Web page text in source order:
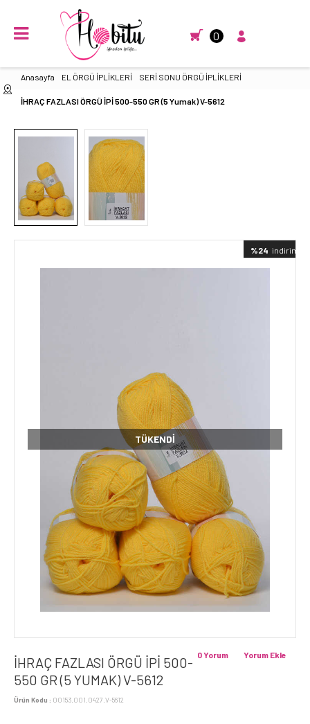
0
Anasayfa EL ÖRGÜ İPLİKLERİ SERİ SONU ÖRGÜ İPLİKLERİ
İHRAÇ FAZLASI ÖRGÜ İPİ 500-550 GR (5 Yumak) V-5612
%24 indirimli
TÜKENDI
İHRAÇ FAZLASI ÖRGÜ İPİ 500-
550 GR (5 YUMAK) V-5612
Ürün Kodu : 00153.001.0427.V-5612
Yorum Ekle
0 Yorum